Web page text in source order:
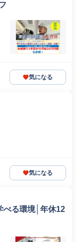
気になる
気になる
べる環境│年休12